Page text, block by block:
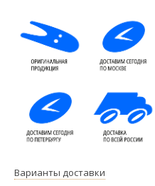
Варианты доставки